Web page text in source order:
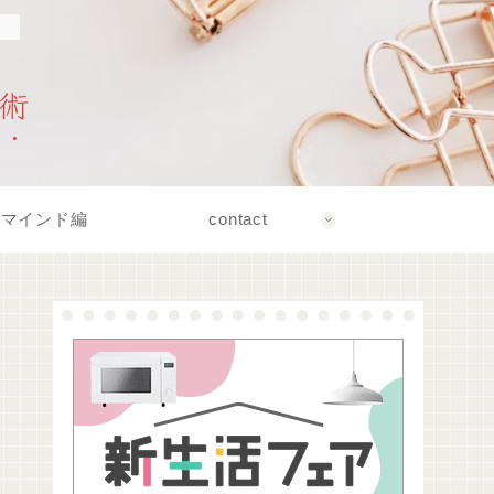
マインド編 contact